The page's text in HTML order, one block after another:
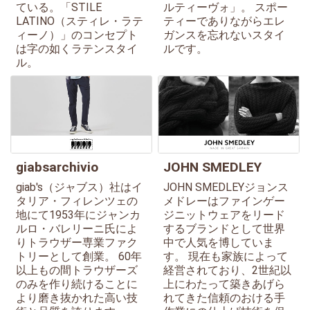
ている。「STILE
LATINO（スティレ・ラテ
ィーノ）」のコンセプト
は字の如くラテンスタイ
ル。
ルティーヴォ」。 スポー
ティーでありながらエレ
ガンスを忘れないスタイ
ルです。
giabsarchivio
giab's（ジャブス）社はイ
タリア・フィレンツェの
地にて1953年にジャンカ
ルロ・バレリーニ氏によ
りトラウザー専業ファク
トリーとして創業。 60年
以上もの間トラウザーズ
のみを作り続けることに
より磨き抜かれた高い技
JOHN SMEDLEY
JOHN SMEDLEYジョンス
メドレーはファインゲー
ジニットウェアをリード
するブランドとして世界
中で人気を博していま
す。 現在も家族によって
経営されており、2世紀以
上にわたって築きあげら
れてきた信頼のおける手